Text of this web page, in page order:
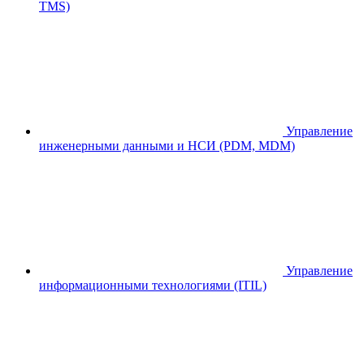
TMS)
Управление
инженерными данными и НСИ (PDM, MDM)
Управление
информационными технологиями (ITIL)